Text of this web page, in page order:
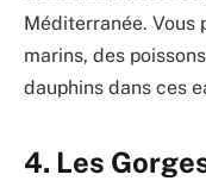
Méditerranée. Vous
marins, des
dauphins dans ces
4. Les